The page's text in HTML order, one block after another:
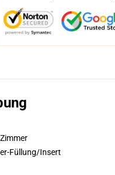
Füllung/Insert